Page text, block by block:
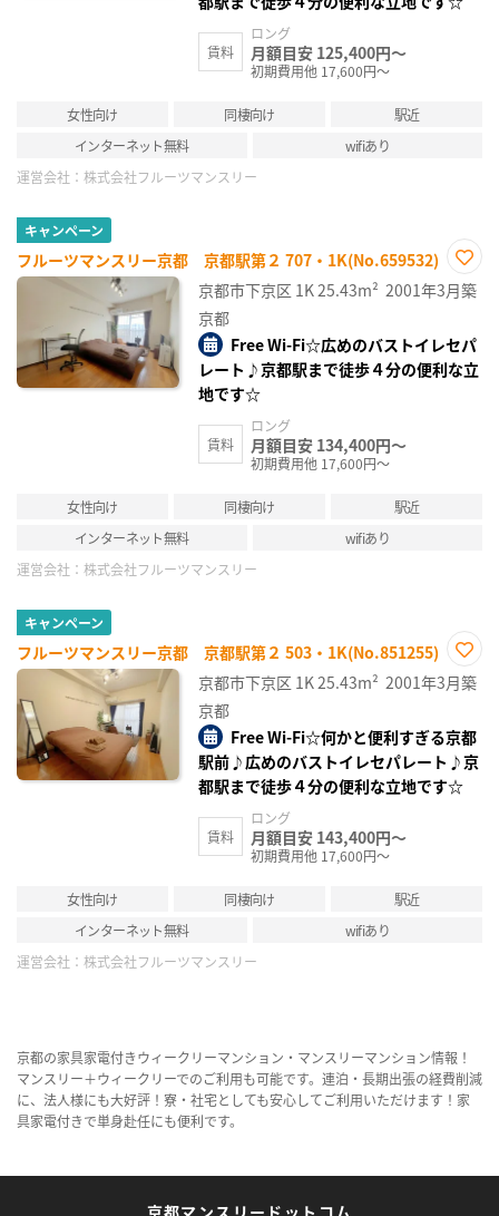
賃料
ロング
月額目安 125,400円～
初期費用他 17,600円～
女性向け 同棲向け
駅近
インターネット無料
wifiあり
運営会社： 株式会社フルーツマンスリー
キャンペーン
フルーツマンスリー京都 京都駅第２ 707・1K(No.659532)
お気
に入
京都市下京区 1K25.43m² 2001年3月築
京都
Free Wi-Fi☆広めのバストイレセパ
レート♪京都駅まで徒歩４分の便利な立
地です☆
賃料
ロング
月額目安 134,400円～
初期費用他 17,600円～
女性向け 同棲向け
駅近
インターネット無料
wifiあり
運営会社： 株式会社フルーツマンスリー
キャンペーン
フルーツマンスリー京都 京都駅第２ 503・1K(No.851255)
お気
に入
京都市下京区 1K25.43m² 2001年3月築
京都
Free Wi-Fi☆何かと便利すぎる京都
駅前♪広めのバストイレセパレート♪京
都駅まで徒歩４分の便利な立地です☆
賃料
ロング
月額目安 143,400円～
初期費用他 17,600円～
女性向け 同棲向け
駅近
インターネット無料
wifiあり
運営会社： 株式会社フルーツマンスリー
京都の家具家電付きウィークリーマンション・マンスリーマンション情報！
マンスリー＋ウィークリーでのご利用も可能です。連泊・長期出張の経費削減
に、法人様にも大好評！寮・社宅としても安心してご利用いただけます！家
具家電付きで単身赴任にも便利です。
京都マンスリードットコム